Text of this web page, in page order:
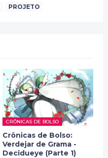
PROJETO
CRÔNICAS DE BOLSO
Crônicas de Bolso:
Verdejar de Grama -
Decidueye (Parte 1)